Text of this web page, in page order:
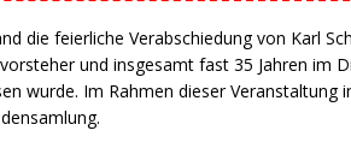
die feierliche Verabschiedung von Karl
und insgesamt fast 35 Jahren im
wurde. Im Rahmen dieser Veranstaltung